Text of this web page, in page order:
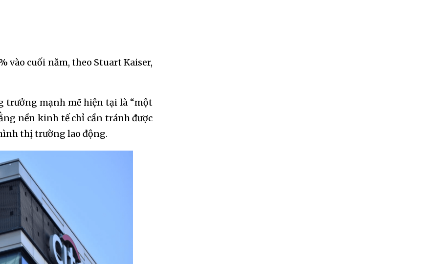
vào cuối năm, theo Stuart Kaiser,
trưởng mạnh mẽ hiện tại là “một
nền kinh tế chỉ cần tránh được
thị trường lao động.